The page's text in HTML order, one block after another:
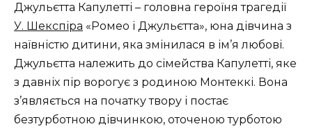
Джульєтта Капулетті – головна героїня трагедії
У. Шекспіра «Ромео і Джульєтта», юна дівчина з
наївністю дитини, яка змінилася в ім’я любові.
Джульєтта належить до сімейства Капулетті, яке
з давніх пір ворогує з родиною Монтеккі. Вона
з’являється на початку твору і постає
безтурботною дівчинкою, оточеною турботою